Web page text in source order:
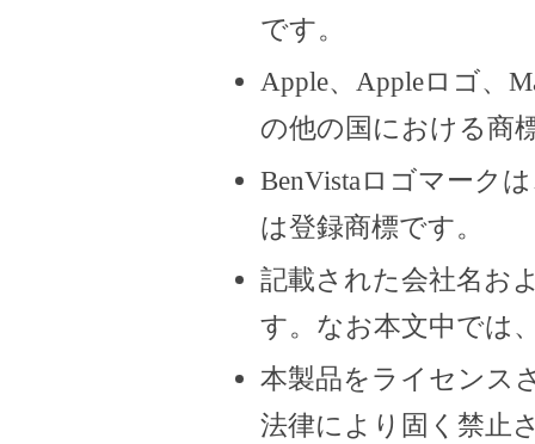
です。
Apple、Appleロゴ、
の他の国における商
BenVistaロゴマーク
は登録商標です。
記載された会社名お
す。なお本文中では
本製品をライセンス
法律により固く禁止